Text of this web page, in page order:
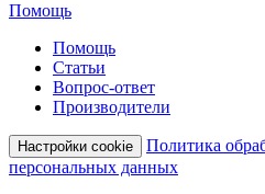
Помощь
Помощь
Статьи
Вопрос-ответ
Производители
Настройки cookie
Политика
персональных данных